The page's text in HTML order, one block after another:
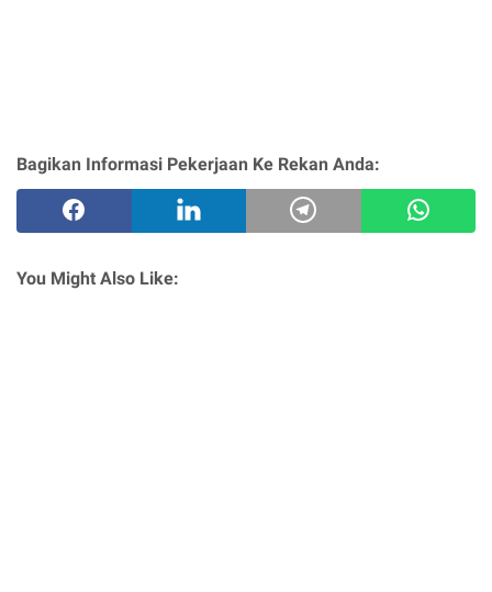
Bagikan Informasi Pekerjaan Ke Rekan Anda:
You Might Also Like: